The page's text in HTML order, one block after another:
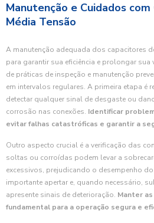
Manutenção e Cuidados
Média Tensão
A manutenção adequada dos capacitores
para garantir sua eficiência e prolongar
de práticas de inspeção e manutenção
em intervalos regulares. A primeira etapa é
detectar qualquer sinal de desgaste ou
corrosão nas conexões. Identificar
evitar falhas catastróficas e garantir a
Outro aspecto crucial é a verificação das
soltas ou corroídas podem levar a
excessivos, prejudicando o desempenho
importante apertar e, quando necessário,
apresente sinais de deterioração. Manter
fundamental para a operação segura e